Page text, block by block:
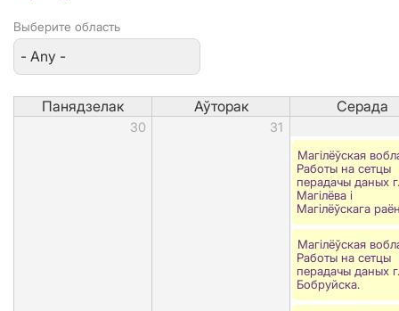
Выберите область
Панядзелак Аўторак Серада
30 31
Магілёўская
Работы на сетцы
перадачы даных г.
Магілёва і
Магілёўскага
Магілёўская
Работы на сетцы
перадачы даных г.
Бобруйска.